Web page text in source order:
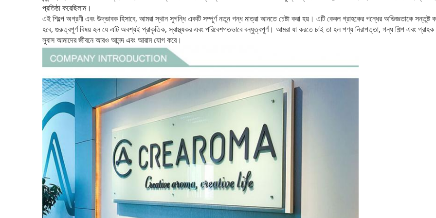
প্রতিষ্ঠা করেছিলাম।
এই শিল্পে অগ্রণী এবং উদ্ভাবক হিসাবে, আমরা স্থান সুগন্ধি একটি সম্পূর্ণ নতুন গন্ধ মাত্রা আনতে চেষ্টা করা হয়। এটি কেবল গ্রাহকের গন্ধের অভিজ্ঞতাকে সন্তুষ্ট
হবে, গুরুত্বপূর্ণ বিষয় হল যে এটি অবশ্যই প্রাকৃতিক, স্বাস্থ্যকর এবং পরিবেশগতভাবে বন্ধুত্বপূর্ণ। আমরা যা করতে চাই তা হল পণ্য নিরাপত্তা, গন্ধ শিল্প এবং গ্রাহক
সুবাস আমাদের জীবনে আরও আনন্দ এবং আরাম যোগ করে।